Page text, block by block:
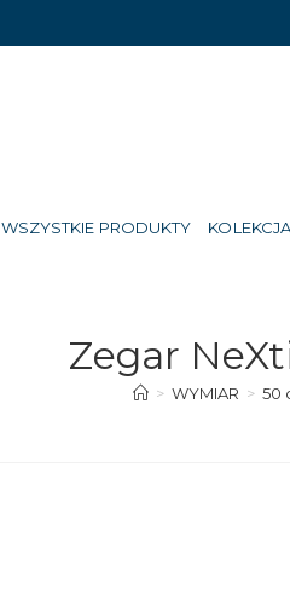
WSZYSTKIE PRODUKTY
Zegar
> WYMIAR > 50